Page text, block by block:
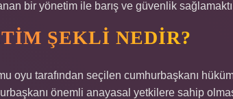
bir yönetim ile barış ve güvenlik
ŞEKLI NEDIR?
oyu tarafından seçilen cumhurbaşkanı
önemli anayasal yetkilere sahip